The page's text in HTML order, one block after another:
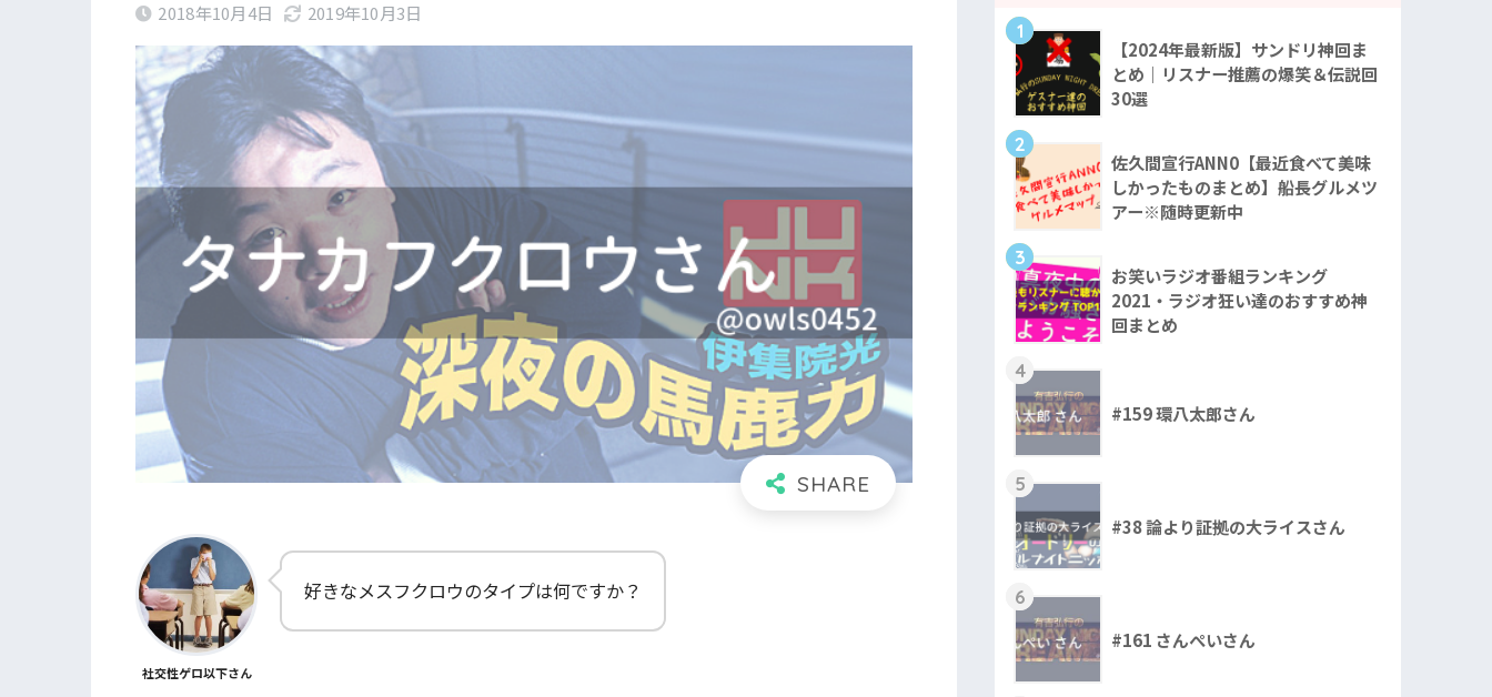
2018年10月4日 2019年10月3日
社交性ゲロ以下さん
好きなメスフクロウのタイプは何ですか？
1
【2024年最新版】サンドリ神回ま
とめ｜リスナー推薦の爆笑＆伝説回
30選
2
佐久間宣行ANN0【最近食べて美味
しかったものまとめ】船長グルメツ
アー※随時更新中
3
お笑いラジオ番組ランキング
2021・ラジオ狂い達のおすすめ神
回まとめ
4
#159 環八太郎さん
5
#38 論より証拠の大ライスさん
6
#161 さんぺいさん